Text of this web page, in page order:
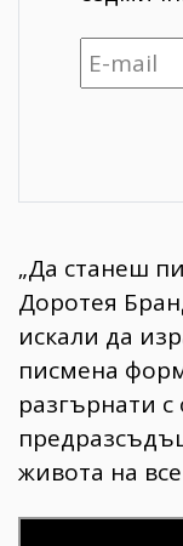
„Да станеш
Доротея
искали да
писмена
разгърнати
живота на